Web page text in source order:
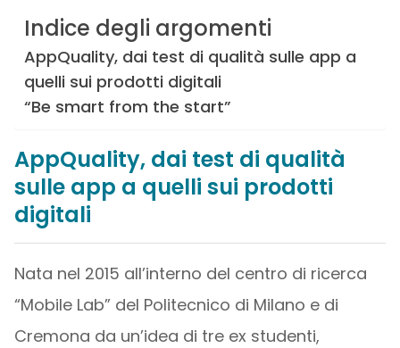
Indice degli argomenti
AppQuality, dai test di qualità sulle app a
quelli sui prodotti digitali
“Be smart from the start”
AppQuality, dai test di qualità
sulle app a quelli sui prodotti
digitali
Nata nel 2015 all’interno del centro di ricerca
“Mobile Lab” del Politecnico di Milano e di
Cremona da un’idea di tre ex studenti,